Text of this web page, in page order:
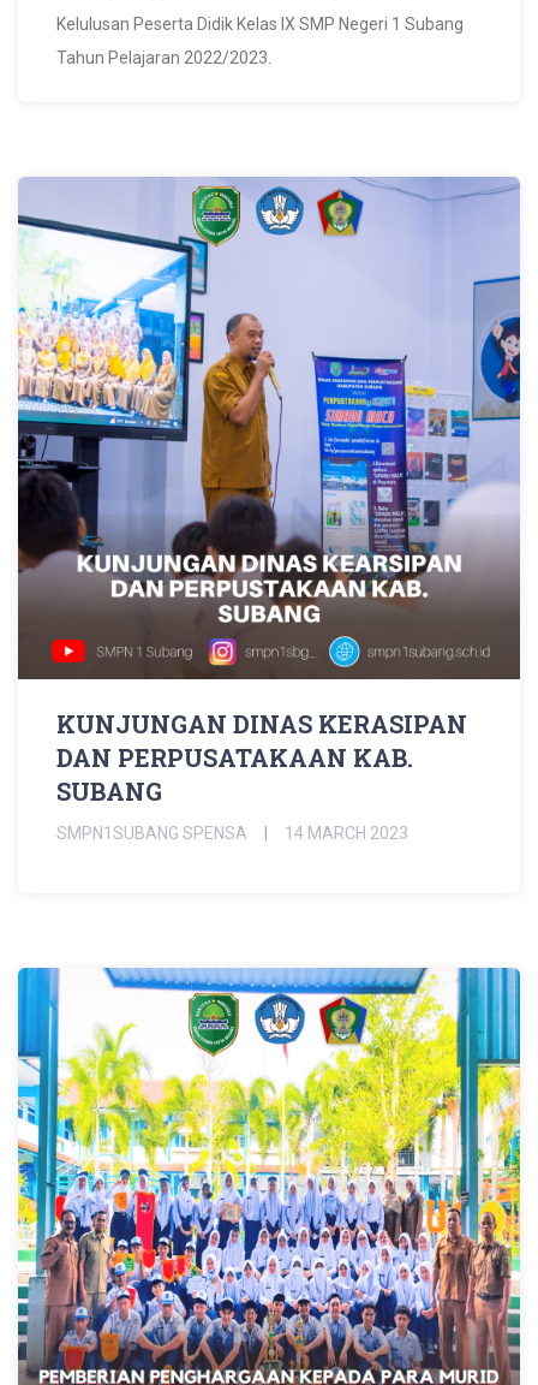
Kelulusan Peserta Didik Kelas IX SMP Negeri 1 Subang
Tahun Pelajaran 2022/2023.
KUNJUNGAN DINAS KERASIPAN
DAN PERPUSATAKAAN KAB.
SUBANG
SMPN1SUBANG SPENSA 14 MARCH 2023